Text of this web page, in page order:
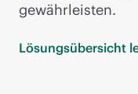
gewährleisten.
Lösungsübersicht